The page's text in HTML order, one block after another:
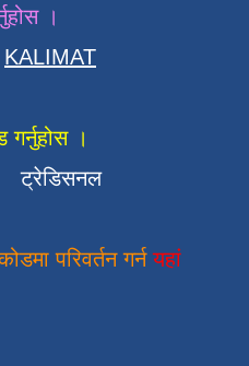
।
KALIMAT
गर्नुहोस ।
ट्रेडिसनल
परिवर्तन गर्न यहां